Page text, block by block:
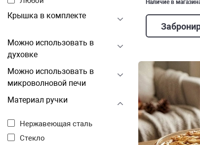
Крышка в комплекте
Можно использовать в
духовке
Можно использовать в
микроволновой печи
Материал ручки
Нержавеющая сталь
Стекло
Наличие в